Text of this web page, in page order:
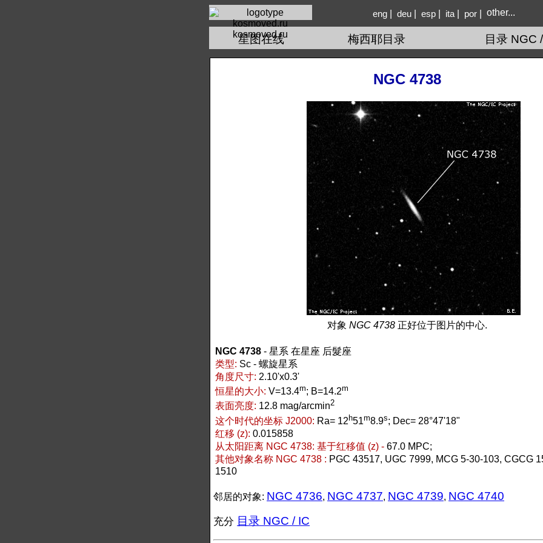
kosmoved.ru
eng deu esp ita por other...
星图在线 梅西耶目录 目录 NGC
NGC 4738
对象 NGC 4738 正好位于图片的中心.
NGC 4738 - 星系 在星座 后髮座
类型: Sc - 螺旋星系
角度尺寸: 2.10'x0.3'
恒星的大小: V=13.4m; B=14.2m
表面亮度: 12.8 mag/arcmin2
这个时代的坐标 J2000: Ra= 12 h51m8.9s; Dec= 28°47'18"
红移 (z): 0.015858
从太阳距离 NGC 4738: 基于红移值 (z) - 67.0 MPC;
其他对象名称 NGC 4738 : PGC 43517, UGC 7999, MCG 5-30-103, CGCG
1510
邻居的对象: NGC 4736, NGC 4737, NGC 4739, NGC 4740
充分 目录 NGC / IC